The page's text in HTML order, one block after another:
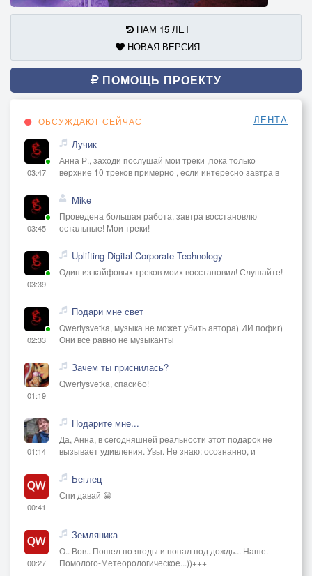
НАМ 15 ЛЕТ
НОВАЯ ВЕРСИЯ
ПОМОЩЬ ПРОЕКТУ
ОБСУЖДАЮТ СЕЙЧАС ЛЕНТА
03:47
Лучик
Анна Р., заходи послушай мои треки ,пока только
верхние 10 треков примерно , если интересно завтра в
03:45
Mike
Проведена большая работа, завтра восстановлю
остальные! Мои треки!
03:39
Uplifting Digital Corporate Technology
Один из кайфовых треков моих восстановил! Слушайте!
02:33
Подари мне свет
Qwertysvetka, музыка не может убить автора) ИИ пофиг)
Они все равно не музыканты
01:19
Зачем ты приснилась?
Qwertysvetka, спасибо!
01:14
Подарите мне...
Да, Анна, в сегодняшней реальности этот подарок не
вызывает удивления. Увы. Не знаю: осознанно, и
00:41
Беглец
Спи давай 😁
00:27
Земляника
О.. Вов.. Пошел по ягоды и попал под дождь... Наше.
Помолого-Метеорологическое...))+++